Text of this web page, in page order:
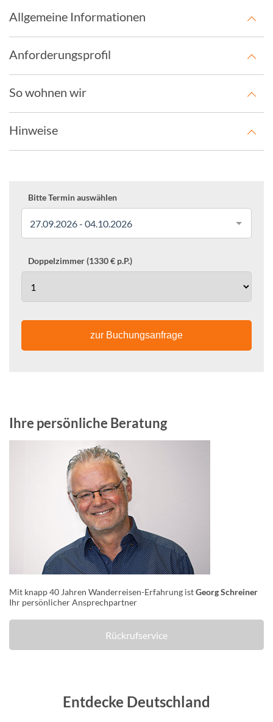
Allgemeine Informationen
Anforderungsprofil
So wohnen wir
Hinweise
Bitte Termin auswählen
27.09.2026 - 04.10.2026
Doppelzimmer (1330 € p.P.)
zur Buchungsanfrage
Ihre persönliche Beratung
Mit knapp 40 Jahren Wanderreisen-Erfahrung istGeorg Schreiner
Ihr persönlicher Ansprechpartner
Rückrufservice
Entdecke Deutschland